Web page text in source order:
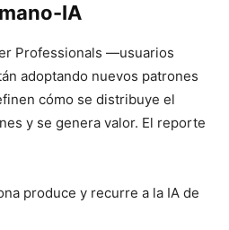
IA
Professionals —usuarios
adoptando nuevos patrones
cómo se distribuye el
y se genera valor. El reporte
produce y recurre a la IA de